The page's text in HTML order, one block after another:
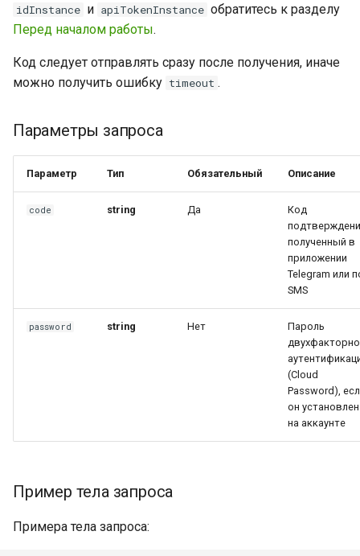
idInstance и apiTokenInstance обратитесь к разделу
Перед началом работы.
Код следует отправлять сразу после получения, иначе
можно получить ошибку timeout .
Параметры запроса
Параметр Тип Обязательный Описание
code string Да
Код
полученный в
приложении
Telegram или
SMS
password string Нет
Пароль
(Cloud
Password),
он установлен
на аккаунте
Пример тела запроса
Примера тела запроса: